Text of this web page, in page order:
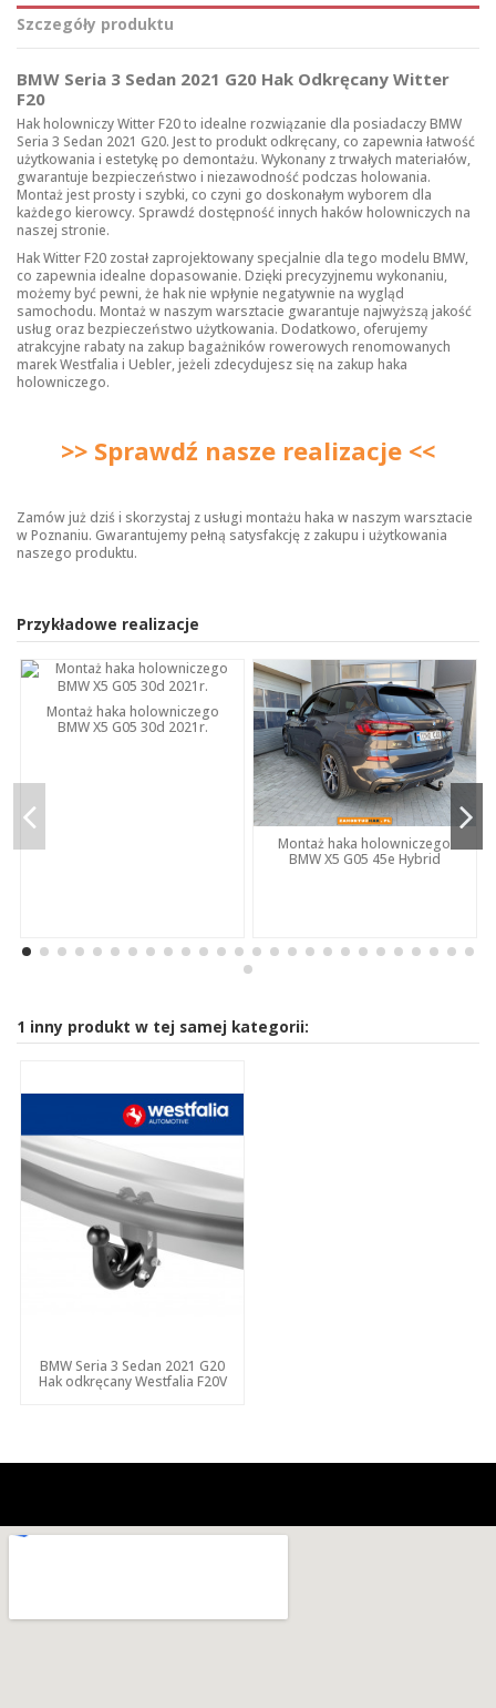
Szczegóły produktu
BMW Seria 3 Sedan 2021 G20 Hak Odkręcany Witter
F20
Hak holowniczy Witter F20 to idealne rozwiązanie dla posiadaczy BMW
Seria 3 Sedan 2021 G20. Jest to produkt odkręcany, co zapewnia łatwość
użytkowania i estetykę po demontażu. Wykonany z trwałych materiałów,
gwarantuje bezpieczeństwo i niezawodność podczas holowania.
Montaż jest prosty i szybki, co czyni go doskonałym wyborem dla
każdego kierowcy. Sprawdź dostępność innych haków holowniczych na
naszej stronie.
Hak Witter F20 został zaprojektowany specjalnie dla tego modelu BMW,
co zapewnia idealne dopasowanie. Dzięki precyzyjnemu wykonaniu,
możemy być pewni, że hak nie wpłynie negatywnie na wygląd
samochodu. Montaż w naszym warsztacie gwarantuje najwyższą jakość
usług oraz bezpieczeństwo użytkowania. Dodatkowo, oferujemy
atrakcyjne rabaty na zakup bagażników rowerowych renomowanych
marek Westfalia i Uebler, jeżeli zdecydujesz się na zakup haka
holowniczego.
>> Sprawdź nasze realizacje <<
Zamów już dziś i skorzystaj z usługi montażu haka w naszym warsztacie
w Poznaniu. Gwarantujemy pełną satysfakcję z zakupu i użytkowania
naszego produktu.
Przykładowe realizacje
Montaż haka holowniczego
BMW X5 G05 30d 2021r.
Montaż haka holowniczego
BMW X5 G05 45e Hybrid
1 inny produkt w tej samej kategorii:
BMW Seria 3 Sedan 2021 G20
Hak odkręcany Westfalia F20V